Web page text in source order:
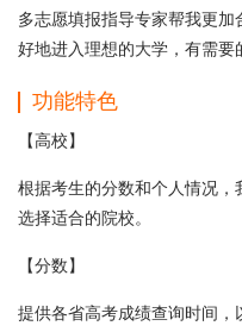
多志愿填报指导专家帮我更
好地进入理想的大学，有需要
功能特色
【高校】
根据考生的分数和个人情况
选择适合的院校。
【分数】
提供各省高考成绩查询时间